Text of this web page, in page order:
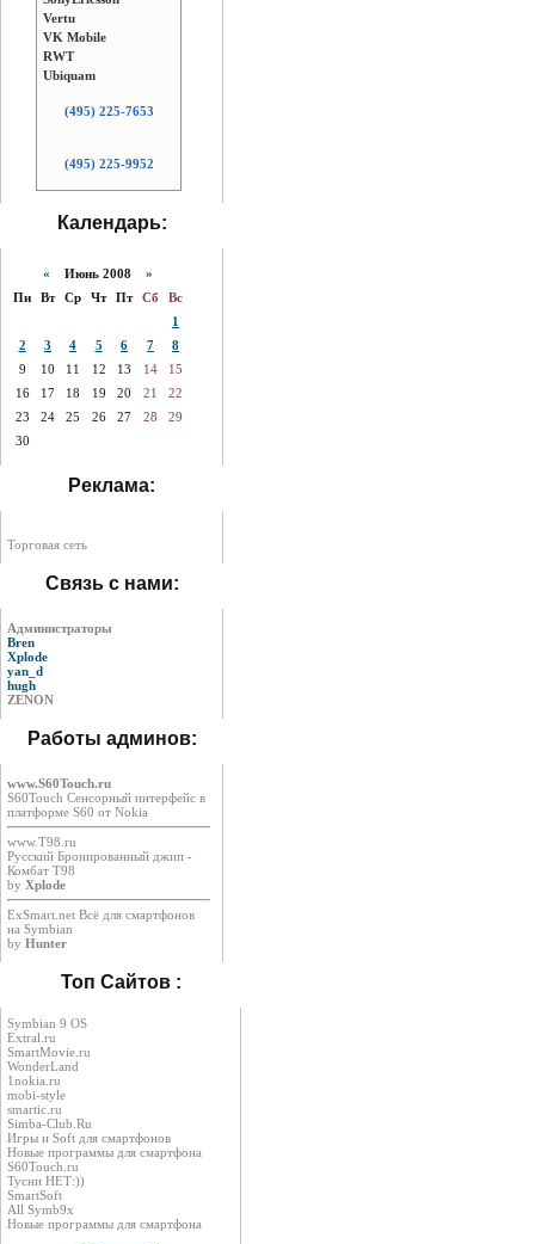
Vertu
VK Mobile
RWT
Ubiquam
(495) 225-7653
(495) 225-9952
Календарь:
« Июнь 2008 »
Пн
Вт Ср Чт Пт Сб
Вс
1
2
3 4 5 6 7
8
9
10 11 12 13 14
15
16
17 18 19 20 21
22
23
24 25 26 27 28
29
30
Реклама:
Торговая сеть
Связь с нами:
Администраторы
Bren
Xplode
yan_d
hugh
ZENON
Работы админов:
www.S60Touch.ru
S60Touch Сенсорный интерфейс в
платформе S60 от Nokia
www.T98.ru
Русский Бронированный джип -
Комбат Т98
by Xplode
ExSmart.net Всё для смартфонов
на Symbian
by Hunter
Топ Сайтов :
Symbian 9 OS
Extral.ru
SmartMovie.ru
WonderLand
1nokia.ru
mobi-style
smartic.ru
Simba-Club.Ru
Игры и Soft для смартфонов
Новые программы для смартфона
S60Touch.ru
Тусни НЕТ:))
SmartSoft
All Symb9x
Новые программы для смартфона